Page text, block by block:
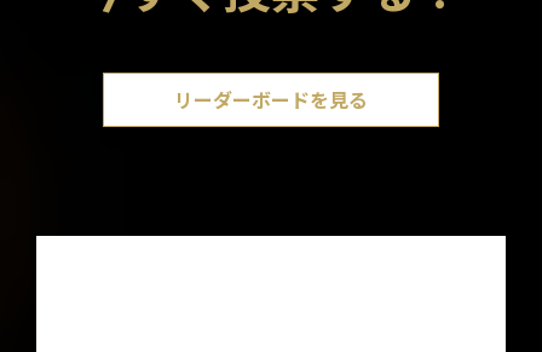
リーダーボードを見る